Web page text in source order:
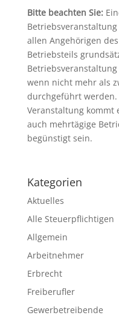
Bitte beachten Sie:
allen Angehörigen
Betriebsteils
wenn nicht mehr als
durchgeführt
Veranstaltung kommt
auch mehrtägige
begünstigt sein.
Kategorien
Aktuelles
Alle Steuerpflichtigen
Allgemein
Arbeitnehmer
Erbrecht
Freiberufler
Gewerbetreibende